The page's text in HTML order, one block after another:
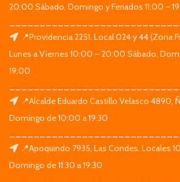
20:00 Sábado, Domingo y Feriados 11:00 –
📍Providencia 2251. Local 024 y 44 (Zona
Lunes a Viernes 10:00 – 20:00 Sábado,
19:00
📍Alcalde Eduardo Castillo Velasco 4890,
Domingo de 10:00 a 19:30
📍Apoquindo 7935, Las Condes. Locales
Domingo de 11:30 a 19:30